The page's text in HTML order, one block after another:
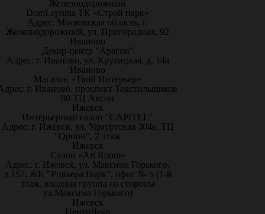
Железнодорожный
DomLepnina ТК «Строй парк»
Адрес: Московская область, г.
Железнодорожный, ул. Пригородная, 92
Иваново
Декор-центр "Арагон"
Адрес: г. Иваново, ул. Крутицкая, д. 14а
Иваново
Магазин «Твой Интерьер»
г. Иваново, проспект Текстильщиков
80 ТЦ Аксон
Ижевск
Интерьерный салон "CAPITEL"
Адрес: г. Ижевск, ул. Удмуртская 304е, ТЦ
"Орион", 2 этаж
Ижевск
Салон «Art Room»
Адрес: г. Ижевск, ул. Максима Горького,
д.157, ЖК "Ривьера Парк", офис № 5 (1-й
этаж, входная группа со стороны
ул.Максима Горького)
Ижевск
ЦентрДеко